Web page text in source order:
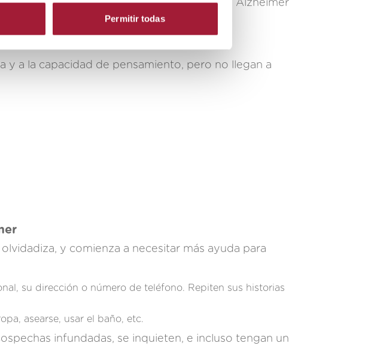
Permitir todas
evidentes. Esta etapa de la enfermedad de Alzheimer
ningún síntoma.​
a la capacidad de pensamiento, pero no llegan a
y comienza a necesitar más ayuda para
su dirección o número de teléfono. Repiten sus historias
asearse, usar el baño, etc.
infundadas, se inquieten, e incluso tengan un